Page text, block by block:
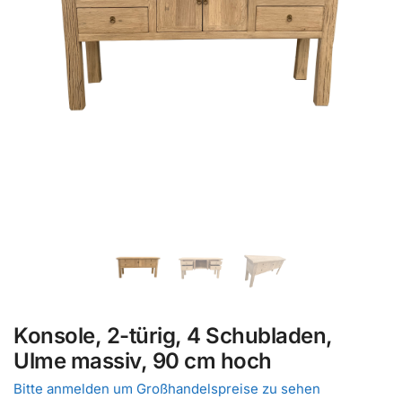
Konsole, 2-türig, 4 Schubladen,
Ulme massiv, 90 cm hoch
Bitte anmelden um Großhandelspreise zu sehen